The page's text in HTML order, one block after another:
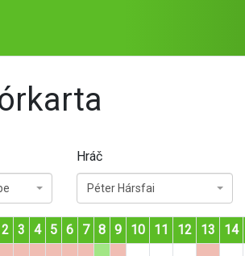
Hráč
Péter Hársfai
2 3 4 5 6 7 8 9 10 11 12 13
14